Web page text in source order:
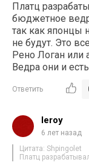
Платц
бюджетное
так как японцы
не будут. Это
Рено Логан или
Ведра они и
Ответить
leroy
6 лет назад
Цитата: Shpingolet
Платц